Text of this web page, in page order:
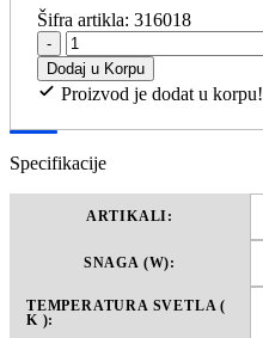
Šifra artikla:316018
-
Dodaj u Korpu
Proizvod je dodat u korpu!
Specifikacije
ARTIKALI:
SNAGA (W):
TEMPERATURA SVETLA (
K ):